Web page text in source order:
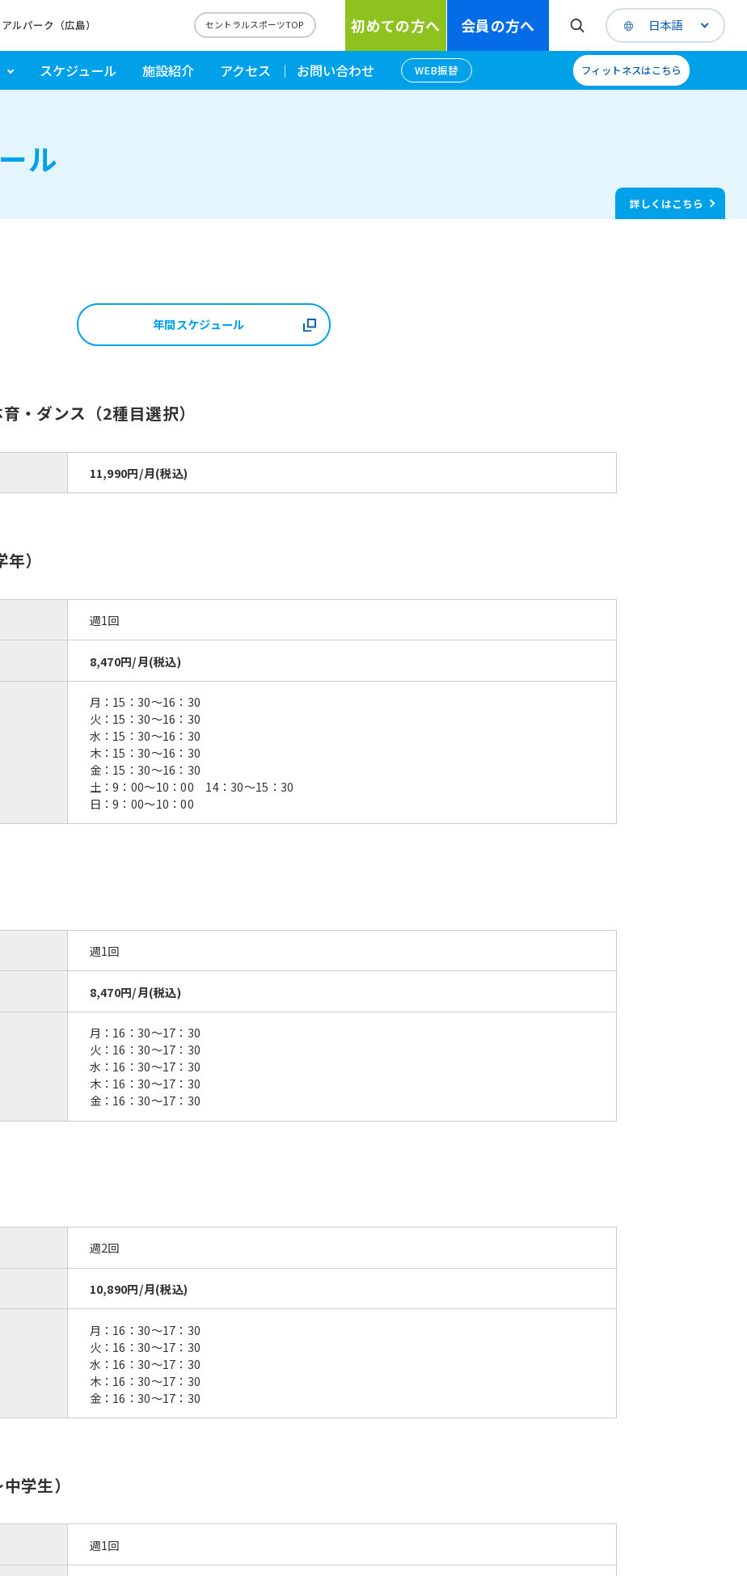
ルパーク（広島） セントラルスポーツTOP 初めての方へ 会員の方へ 日本語
スケジュール 施設紹介 アクセス お問い合わせ WEB振替 フィットネスはこちら
ル
詳しくはこちら
年間スケジュール
・ダンス（2種目選択）
11,990円/月(税込)
）
週1回
8,470円/月(税込)
月：15：30〜16：30
火：15：30〜16：30
水：15：30〜16：30
木：15：30〜16：30
金：15：30〜16：30
土：9：00〜10：00 14：30〜15：30
日：9：00〜10：00
週1回
8,470円/月(税込)
月：16：30〜17：30
火：16：30〜17：30
水：16：30〜17：30
木：16：30〜17：30
金：16：30〜17：30
週2回
10,890円/月(税込)
月：16：30〜17：30
火：16：30〜17：30
水：16：30〜17：30
木：16：30〜17：30
金：16：30〜17：30
学生）
週1回